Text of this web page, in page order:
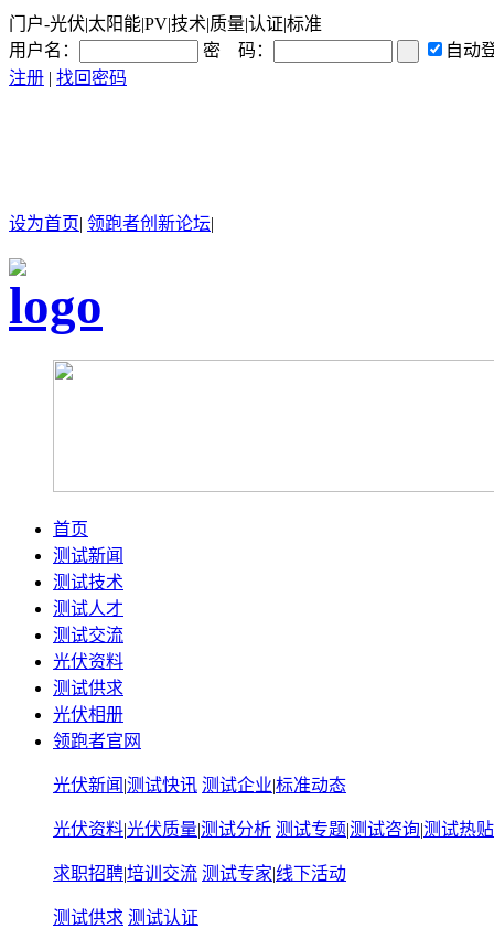
门户-光伏|太阳能|PV|技术|质量|认证|标准
用户名：
密 码：
自动
注册 | 找回密码
设为首页| 领跑者创新论坛|
首页
测试新闻
测试技术
测试人才
测试交流
光伏资料
测试供求
光伏相册
领跑者官网
光伏新闻 |测试快讯 测试企业|标准动态
光伏资料|光伏质量|测试分析 测试专题|测试咨询|测试热贴
求职招聘|培训交流 测试专家|线下活动
测试供求 测试认证